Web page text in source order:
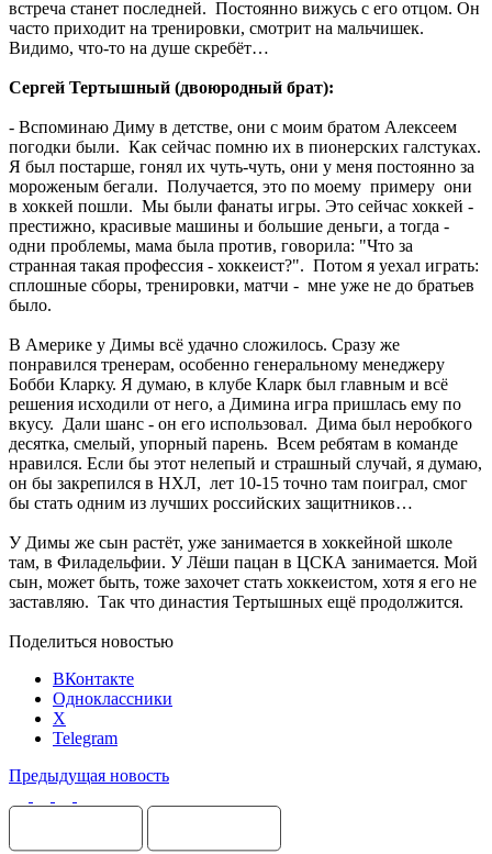
встреча станет последней. Постоянно вижусь с его отцом. Он
часто приходит на тренировки, смотрит на мальчишек.
Видимо, что-то на душе скребёт…
Сергей Тертышный (двоюродный брат):
- Вспоминаю Диму в детстве, они с моим братом Алексеем
погодки были. Как сейчас помню их в пионерских галстуках.
Я был постарше, гонял их чуть-чуть, они у меня постоянно за
мороженым бегали. Получается, это по моему примеру они
в хоккей пошли. Мы были фанаты игры. Это сейчас хоккей -
престижно, красивые машины и большие деньги, а тогда -
одни проблемы, мама была против, говорила: "Что за
странная такая профессия - хоккеист?". Потом я уехал играть:
сплошные сборы, тренировки, матчи - мне уже не до братьев
было.
В Америке у Димы всё удачно сложилось. Сразу же
понравился тренерам, особенно генеральному менеджеру
Бобби Кларку. Я думаю, в клубе Кларк был главным и всё
решения исходили от него, а Димина игра пришлась ему по
вкусу. Дали шанс - он его использовал. Дима был неробкого
десятка, смелый, упорный парень. Всем ребятам в команде
нравился. Если бы этот нелепый и страшный случай, я думаю,
он бы закрепился в НХЛ, лет 10-15 точно там поиграл, смог
бы стать одним из лучших российских защитников…
У Димы же сын растёт, уже занимается в хоккейной школе
там, в Филадельфии. У Лёши пацан в ЦСКА занимается. Мой
сын, может быть, тоже захочет стать хоккеистом, хотя я его не
заставляю. Так что династия Тертышных ещё продолжится.
Поделиться новостью
ВКонтакте
Одноклассники
X
Telegram
Предыдущая новость